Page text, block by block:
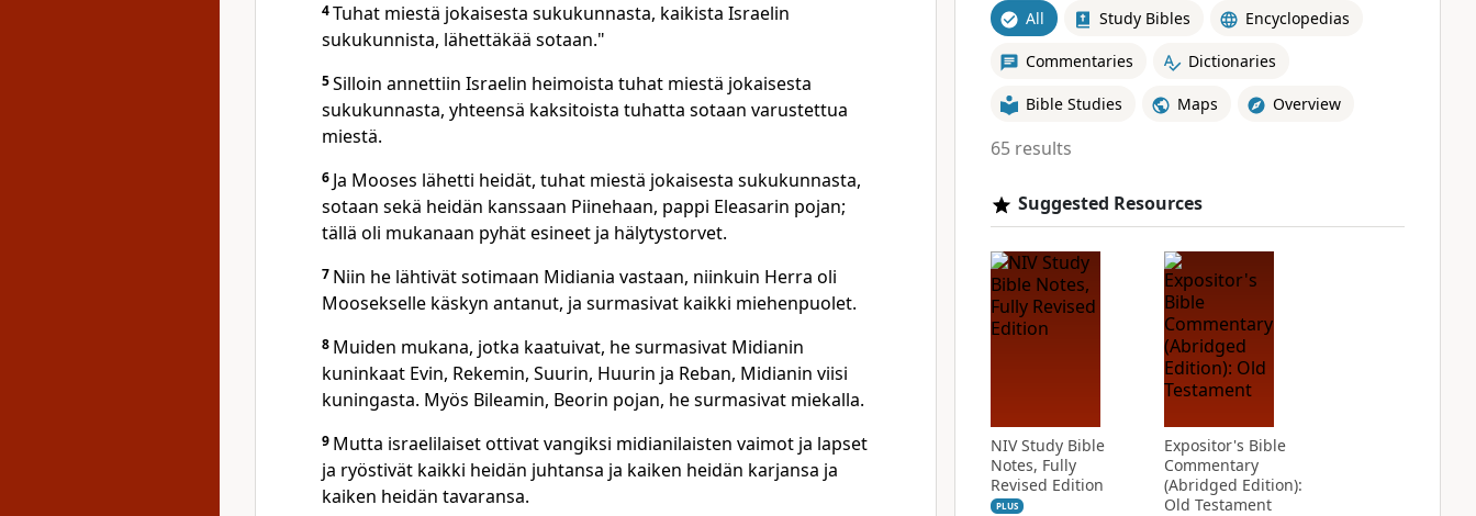
4Tuhat miestä jokaisesta sukukunnasta, kaikista Israelin
sukukunnista, lähettäkää sotaan."
5Silloin annettiin Israelin heimoista tuhat miestä jokaisesta
sukukunnasta, yhteensä kaksitoista tuhatta sotaan varustettua
miestä.
6 Ja Mooses lähetti heidät, tuhat miestä jokaisesta sukukunnasta,
sotaan sekä heidän kanssaan Piinehaan, pappi Eleasarin pojan;
tällä oli mukanaan pyhät esineet ja hälytystorvet.
7 Niin he lähtivät sotimaan Midiania vastaan, niinkuin Herra oli
Moosekselle käskyn antanut, ja surmasivat kaikki miehenpuolet.
8 Muiden mukana, jotka kaatuivat, he surmasivat Midianin
kuninkaat Evin, Rekemin, Suurin, Huurin ja Reban, Midianin viisi
kuningasta. Myös Bileamin, Beorin pojan, he surmasivat miekalla.
9 Mutta israelilaiset ottivat vangiksi midianilaisten vaimot ja lapset
ja ryöstivät kaikki heidän juhtansa ja kaiken heidän karjansa ja
kaiken heidän tavaransa.
All Study Bibles Encyclopedias
Commentaries Dictionaries
Bible Studies Maps Overview
65 results
Suggested Resources
NIV Study Bible
Notes, Fully
Revised Edition
PLUS
Expositor's Bible
Commentary
(Abridged Edition):
Old Testament